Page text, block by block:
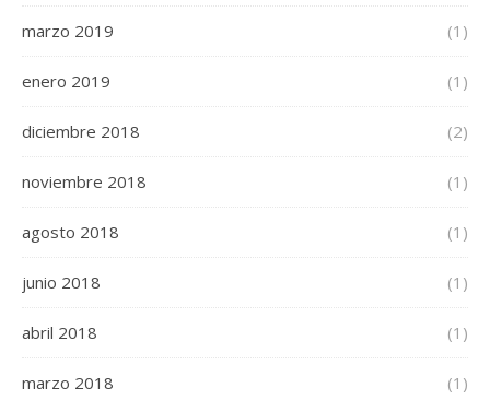
marzo 2019 (1)
enero 2019 (1)
diciembre 2018 (2)
noviembre 2018 (1)
agosto 2018 (1)
junio 2018 (1)
abril 2018 (1)
marzo 2018 (1)